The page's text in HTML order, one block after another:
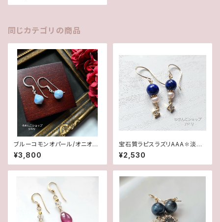
同じカテゴリの商品
ブルーコモンオパール/オニオン
カット✽Silver925ピアス/イヤ
リング★
¥3,800
宝石質ラピスラズリAAA✽淡水
パール14kgfピアス/イヤリング
¥2,530